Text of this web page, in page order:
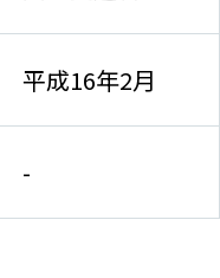
平成16年2月
-